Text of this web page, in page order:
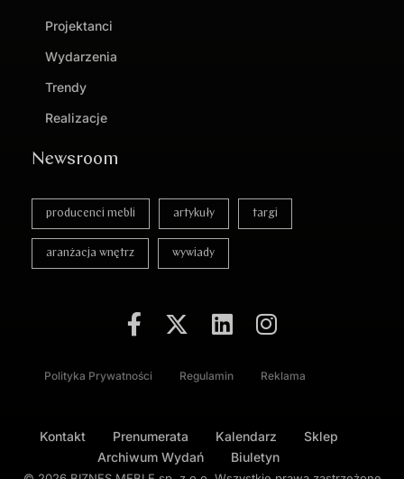
Projektanci
Wydarzenia
Trendy
Realizacje
Newsroom
producenci mebli artykuły targi
aranżacja wnętrz wywiady
Polityka Prywatności Regulamin Reklama
Kontakt Prenumerata Kalendarz
Sklep
Archiwum Wydań
Biuletyn